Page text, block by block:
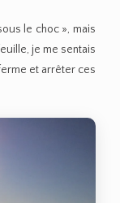
le choc », mais
je me sentais
et arrêter ces